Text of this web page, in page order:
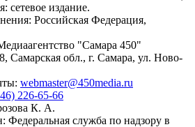
сетевое издание.
Российская Федерация,
"Самара 450"
Самарская обл., г. Самара, ул. Ново-
webmaster@450media.ru
226-65-66
К. А.
Федеральная служба по надзору в